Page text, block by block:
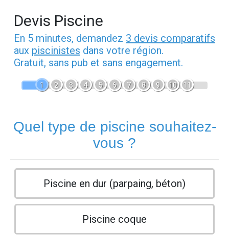
Devis Piscine
En 5 minutes, demandez 3 devis comparatifs
aux piscinistes dans votre région.
Gratuit, sans pub et sans engagement.
1 2 3 4 5 6 7 8 9 10 11
Quel type de piscine souhaitez-
vous ?
Piscine en dur (parpaing, béton)
Piscine coque